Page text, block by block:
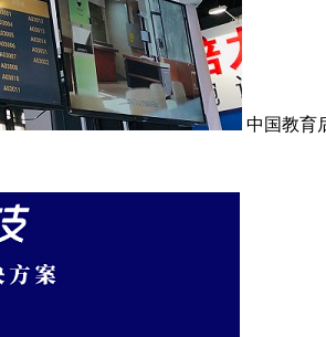
中国教育